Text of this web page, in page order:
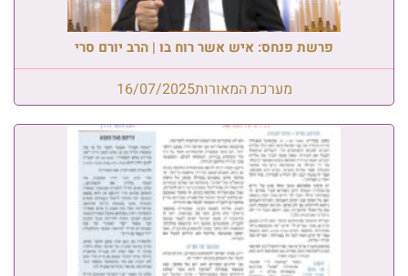
פרשת פנחס: איש אשר רוח בו | הרב יורם סרי
מערכת המאורות16/07/2025